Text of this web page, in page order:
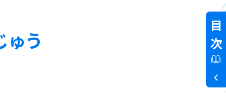
う 目次